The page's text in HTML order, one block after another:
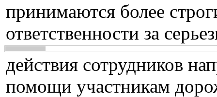
принимаются более
ответственности за
действия сотрудников
помощи участникам